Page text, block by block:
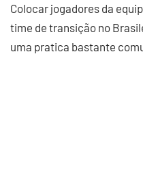
Colocar jogadores da
time de transição no
uma pratica bastante